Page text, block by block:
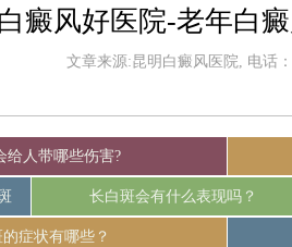
癜风好医院-老年白
文章来源:昆明白癜风医院, 电话：
给人带哪些伤害?
长白斑会有什么表现吗？
症状有哪些？